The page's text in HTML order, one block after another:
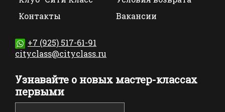
Контакты
Вакансии
+7 (925) 517-61-91
cityclass@cityclass.ru
Узнавайте о новых мастер-классах
первыми